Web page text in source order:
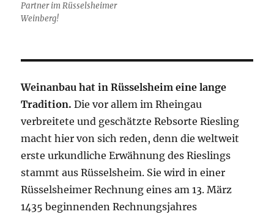
Partner im Rüsselsheimer
Weinberg!
Weinanbau hat in Rüsselsheim eine lange
Tradition.Die vor allem im Rheingau
verbreitete und geschätzte Rebsorte Riesling
macht hier von sich reden, denn die weltweit
erste urkundliche Erwähnung des Rieslings
stammt aus Rüsselsheim. Sie wird in einer
Rüsselsheimer Rechnung eines am 13. März
1435 beginnenden Rechnungsjahres